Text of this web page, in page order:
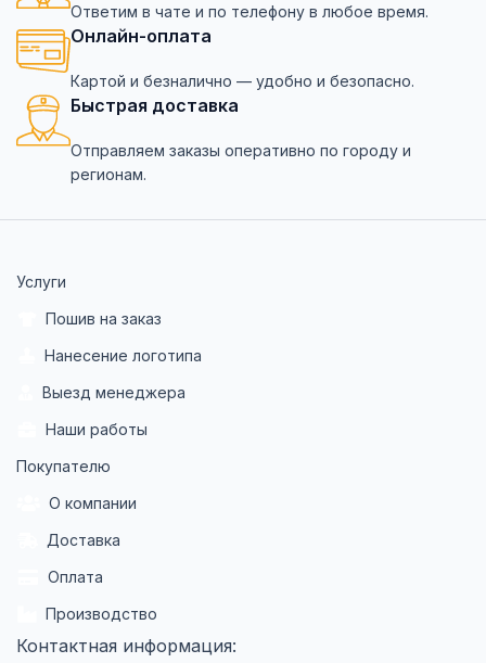
Ответим в чате и по телефону в любое время.
Онлайн-оплата
Картой и безналично — удобно и безопасно.
Быстрая доставка
Отправляем заказы оперативно по городу и
регионам.
Услуги
Пошив на заказ
Нанесение логотипа
Выезд менеджера
Наши работы
Покупателю
О компании
Доставка
Оплата
Производство
Контактная информация: